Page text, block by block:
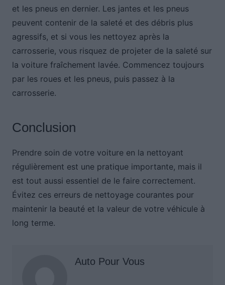
et les pneus en dernier. Les jantes et les pneus
peuvent contenir de la saleté et des débris plus
agressifs, et si vous les nettoyez après la
carrosserie, vous risquez de projeter de la saleté sur
la voiture fraîchement lavée. Commencez toujours
par les roues et les pneus, puis passez à la
carrosserie.
Conclusion
Prendre soin de votre voiture en la nettoyant
régulièrement est une pratique importante, mais il
est tout aussi essentiel de le faire correctement.
Évitez ces erreurs de nettoyage courantes pour
maintenir la beauté et la valeur de votre véhicule à
long terme.
Auto Pour Vous